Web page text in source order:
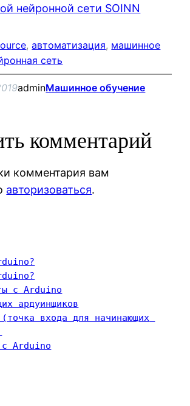
нейронной сети SOINN
, автоматизация, машинное
сеть
adminМашинное обучение
комментарий
комментария вам
авторизоваться.
с Arduino
ардуинщиков
(точка входа для начинающих
с Arduino